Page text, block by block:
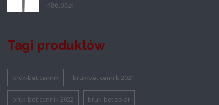
486.00zł
Tagi produktów
bruk-bet cennik bruk-bet cennik 2021
bruk-bet cennik 2022 bruk-bet solar